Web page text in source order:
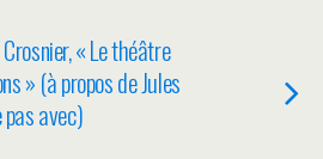
« Le théâtre
» (à propos de Jules
pas avec)